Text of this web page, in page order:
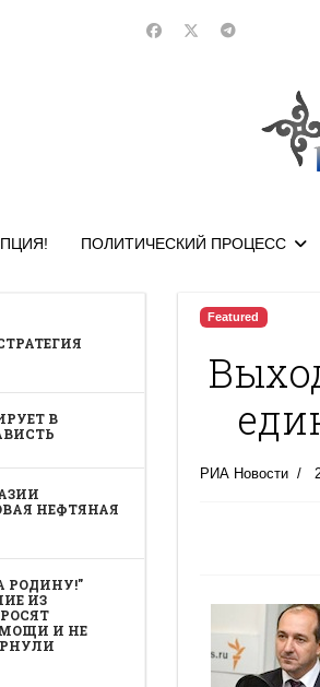
ПОЛИТИЧЕСКИЙ ПРОЦЕСС
В
НЕФТЯНАЯ
РОДИНУ!"
ИЗ
И НЕ
Featured
РИА Новости